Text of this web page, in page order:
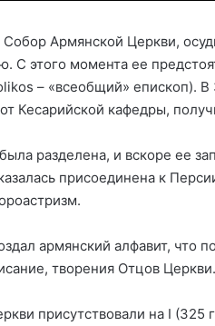
Армянской Церкви,
С этого момента ее
– «всеобщий» епископ).
Кесарийской кафедры,
разделена, и вскоре ее
присоединена к
армянский алфавит, что
творения Отцов Церкви.
присутствовали на I (325